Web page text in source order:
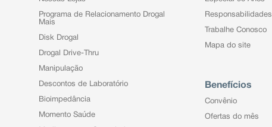
Programa de Relacionamento Drogal
Mais
Disk Drogal
Drogal Drive-Thru
Manipulação
Descontos de Laboratório
Bioimpedância
Momento Saúde
Responsabilidades
Trabalhe Conosco
Mapa do site
Benefícios
Convênio
Ofertas do mês